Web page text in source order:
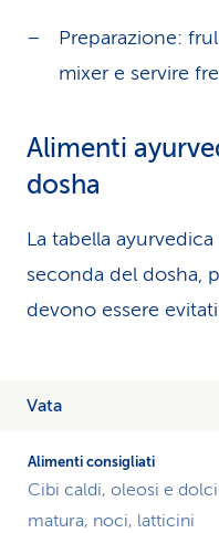
Preparazione:
mixer e servire
Alimenti
dosha
La tabella
seconda del dosha,
devono essere
Vata
Cibi caldi, oleosi e
matura, noci, latticini